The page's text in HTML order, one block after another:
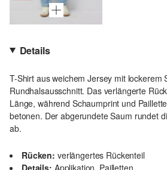
Details
T-Shirt aus weichem Jersey mit lockerem
Rundhalsausschnitt. Das verlängerte
Länge, während Schaumprint und
betonen. Der abgerundete Saum rundet
ab.
Rücken: verlängertes Rückenteil
Details: Applikation, Pailletten